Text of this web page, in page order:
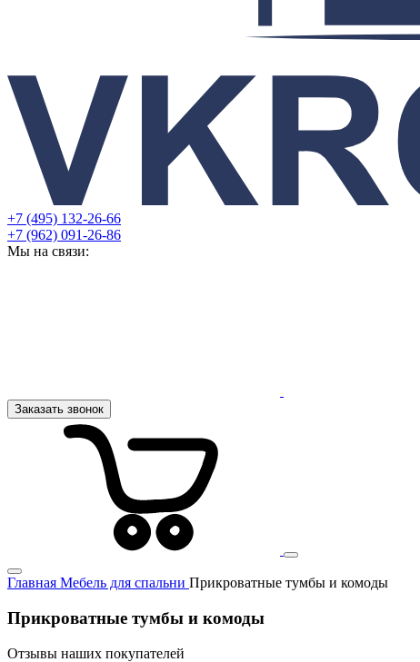
+7 (495) 132-26-66
+7 (962) 091-26-86
Мы на связи:
Заказать звонок
Главная Мебель для спальни Прикроватные тумбы и комоды
Прикроватные тумбы и комоды
Отзывы наших покупателей